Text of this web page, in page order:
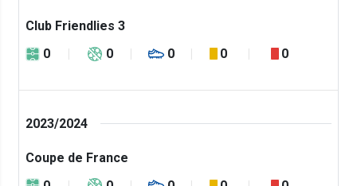
Club Friendlies 3
0
0 0 0 0
2023/2024
Coupe de France